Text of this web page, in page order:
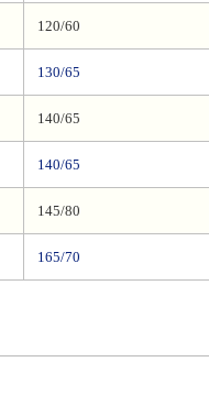
120/60
130/65
140/65
140/65
145/80
165/70